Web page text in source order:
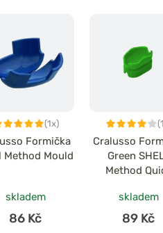
(1x)
Formička
Method Mould
skladem
86 Kč
Cralusso
Green
Method
skladem
89 Kč